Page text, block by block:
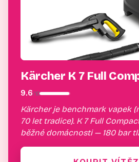
Kärcher K 7 Full
9.6/10
Kärcher je benchmark vapek
70 let tradice). K 7 Full
běžné domácnosti — 180 bar
Vodní chlazení motoru =